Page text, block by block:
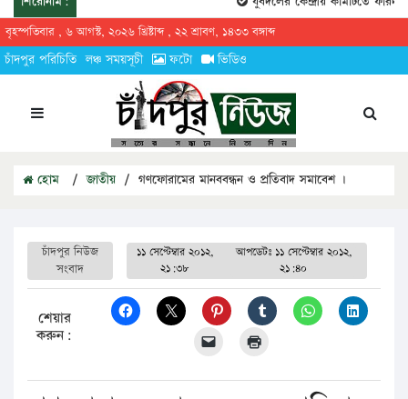
বৃহস্পতিবার , ৬ আগস্ট, ২০২৬ খ্রিষ্টাব্দ , ২২ শ্রাবণ, ১৪৩৩ বঙ্গাব্দ
চাঁদপুর পরিচিতি লঞ্চ সময়সূচী ফটো ভিডিও
হোম / জাতীয় / গণফোরামের মানববন্ধন ও প্রতিবাদ সমাবেশ ।
চাঁদপুর নিউজ
সংবাদ
১১ সেপ্টেম্বার ২০১২,
২১:৩৮
আপডেটঃ ১১ সেপ্টেম্বার ২০১২,
২১:৪০
শেয়ার
করুন: